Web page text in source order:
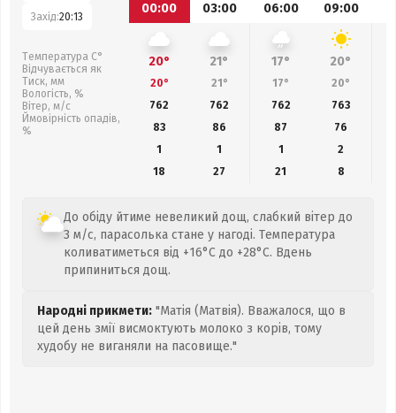
Захід:20:13
Температура С°
Відчувається як
Тиск, мм
Вологість, %
Вітер, м/с
Ймовірність опадів,
%
00:00
03:00 06:00 09:00
20° 21° 17° 20°
20° 21° 17° 20°
762
762 762 763
83
86 87 76
1
1 1
2
18
27 21 8
До обіду йтиме невеликий дощ, слабкий вітер до
3 м/с, парасолька стане у нагоді. Температура
коливатиметься від +16°C до +28°C. Вдень
припиниться дощ.
Народні прикмети: "Матія (Матвія). Вважалося, що в
цей день змії висмоктують молоко з корів, тому
худобу не виганяли на пасовище."